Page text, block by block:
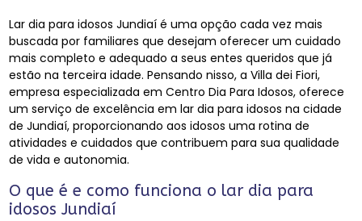
Lar dia para idosos Jundiaí é uma opção cada vez mais
buscada por familiares que desejam oferecer um cuidado
mais completo e adequado a seus entes queridos que já
estão na terceira idade. Pensando nisso, a Villa dei Fiori,
empresa especializada em Centro Dia Para Idosos, oferece
um serviço de excelência em lar dia para idosos na cidade
de Jundiaí, proporcionando aos idosos uma rotina de
atividades e cuidados que contribuem para sua qualidade
de vida e autonomia.
O que é e como funciona o lar dia para
idosos Jundiaí